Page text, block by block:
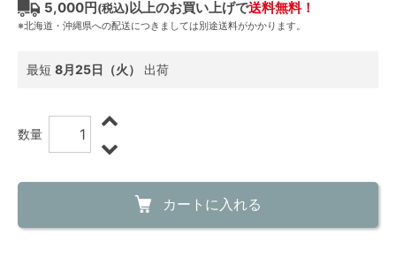
5,000円(税込)以上のお買い上げで送料無料！
※北海道・沖縄県への配送につきましては別途送料がかかります。
最短 8月25日（火） 出荷
数量
カートに入れる